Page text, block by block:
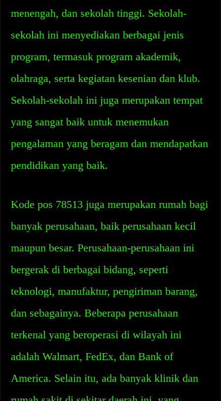
menengah, dan sekolah tinggi. Sekolah-
sekolah ini menyediakan berbagai jenis
program, termasuk program akademik,
olahraga, serta kegiatan kesenian dan klub.
Sekolah-sekolah ini juga merupakan tempat
yang sangat baik untuk menemukan
pengalaman yang beragam dan mendapatkan
pendidikan yang baik.
Kode pos 78513 juga merupakan rumah bagi
banyak perusahaan, baik perusahaan kecil
maupun besar. Perusahaan-perusahaan ini
bergerak di berbagai bidang, seperti
teknologi, manufaktur, pengiriman barang,
dan sebagainya. Beberapa perusahaan
terkenal yang beroperasi di wilayah ini
adalah Walmart, FedEx, dan Bank of
America. Selain itu, ada banyak klinik dan